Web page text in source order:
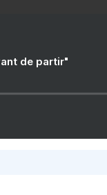
de partir"